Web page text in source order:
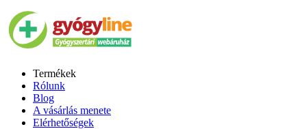
Termékek
Rólunk
Blog
A vásárlás menete
Elérhetőségek